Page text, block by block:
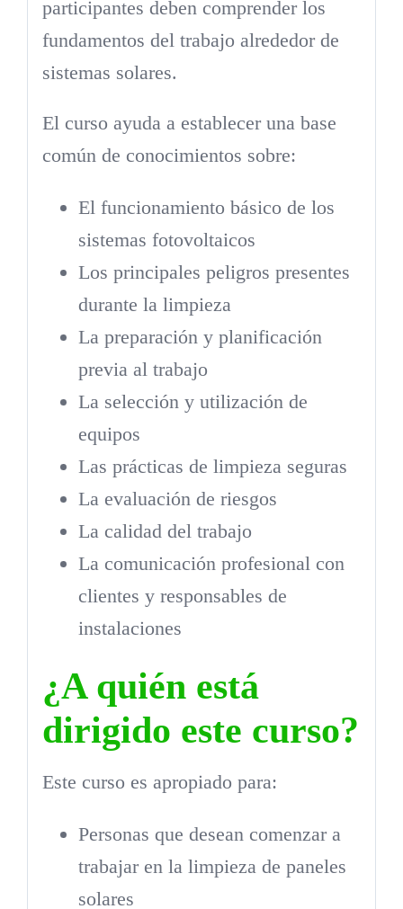
participantes deben comprender los
fundamentos del trabajo alrededor de
sistemas solares.
El curso ayuda a establecer una base
común de conocimientos sobre:
El funcionamiento básico de los
sistemas fotovoltaicos
Los principales peligros presentes
durante la limpieza
La preparación y planificación
previa al trabajo
La selección y utilización de
equipos
Las prácticas de limpieza seguras
La evaluación de riesgos
La calidad del trabajo
La comunicación profesional con
clientes y responsables de
instalaciones
¿A quién está
dirigido este curso?
Este curso es apropiado para:
Personas que desean comenzar a
trabajar en la limpieza de paneles
solares